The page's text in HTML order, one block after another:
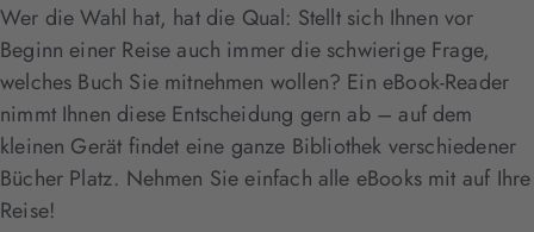
Wer die Wahl hat, hat die Qual: Stellt sich Ihnen vor
Beginn einer Reise auch immer die schwierige Frage,
welches Buch Sie mitnehmen wollen? Ein eBook-Reader
nimmt Ihnen diese Entscheidung gern ab – auf dem
kleinen Gerät findet eine ganze Bibliothek verschiedener
Bücher Platz. Nehmen Sie einfach alle eBooks mit auf Ihre
Reise!